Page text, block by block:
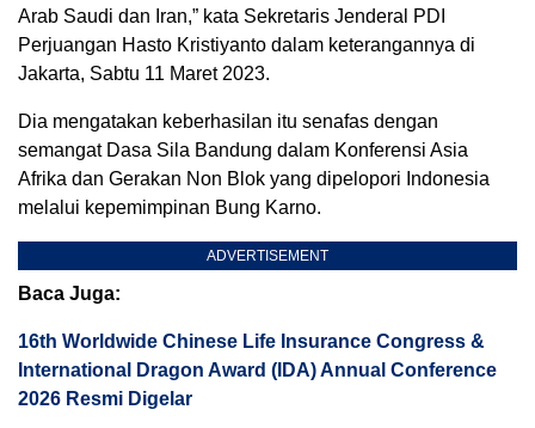
Arab Saudi dan Iran,” kata Sekretaris Jenderal PDI
Perjuangan Hasto Kristiyanto dalam keterangannya di
Jakarta, Sabtu 11 Maret 2023.
Dia mengatakan keberhasilan itu senafas dengan
semangat Dasa Sila Bandung dalam Konferensi Asia
Afrika dan Gerakan Non Blok yang dipelopori Indonesia
melalui kepemimpinan Bung Karno.
ADVERTISEMENT
Baca Juga:
16th Worldwide Chinese Life Insurance Congress &
International Dragon Award (IDA) Annual Conference
2026 Resmi Digelar